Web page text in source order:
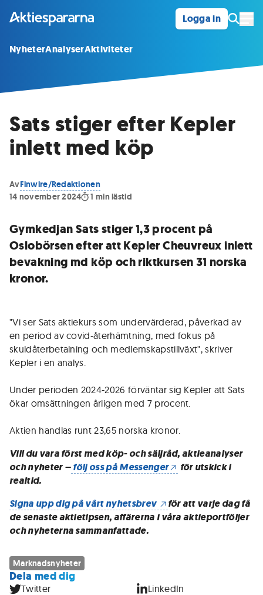
Logga in
NyheterAnalyserAktiviteter
Sats stiger efter Kepler
inlett med köp
AvFinwire/Redaktionen
14 november 2024
1 min lästid
Gymkedjan Sats stiger 1,3 procent på
Oslobörsen efter att Kepler Cheuvreux inlett
bevakning md köp och riktkursen 31 norska
kronor.
"Vi ser Sats aktiekurs som undervärderad, påverkad av
en period av covid-återhämtning, med fokus på
skuldåterbetalning och medlemskapstillväxt", skriver
Kepler i en analys.
Under perioden 2024-2026 förväntar sig Kepler att Sats
ökar omsättningen årligen med 7 procent.
Aktien handlas runt 23,65 norska kronor.
Vill du vara först med köp- och säljråd, aktieanalyser
och nyheter –följ oss på Messenger
för utskick i
realtid.
Signa upp dig på vårt nyhetsbrev
för att varje dag få
de senaste aktietipsen, affärerna i våra aktieportföljer
och nyheterna sammanfattade.
Marknadsnyheter
Dela med dig
Twitter LinkedIn